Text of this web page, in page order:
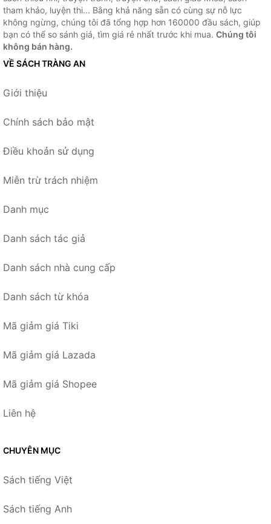
tham khảo, luyện thi... Bằng khả năng sẵn có cùng sự nỗ lực
không ngừng, chúng tôi đã tổng hợp hơn 160000 đầu sách, giúp
bạn có thể so sánh giá, tìm giá rẻ nhất trước khi mua. Chúng tôi
không bán hàng.
VỀ SÁCH TRÀNG AN
Giới thiệu
Chính sách bảo mật
Điều khoản sử dụng
Miễn trừ trách nhiệm
Danh mục
Danh sách tác giả
Danh sách nhà cung cấp
Danh sách từ khóa
Mã giảm giá Tiki
Mã giảm giá Lazada
Mã giảm giá Shopee
Liên hệ
CHUYÊN MỤC
Sách tiếng Việt
Sách tiếng Anh